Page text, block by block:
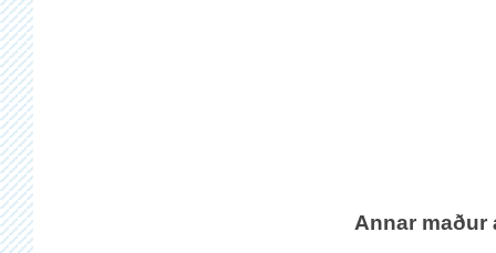
Annar maður